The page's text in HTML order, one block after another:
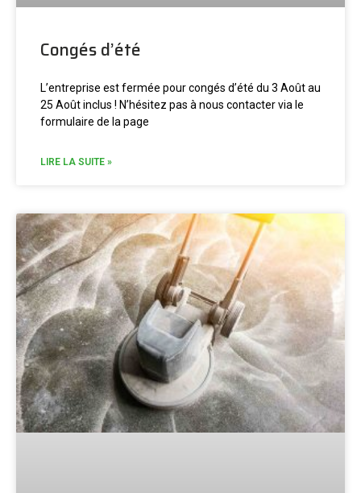
Congés d’été
L’entreprise est fermée pour congés d’été du 3 Août au
25 Août inclus ! N’hésitez pas à nous contacter via le
formulaire de la page
LIRE LA SUITE »